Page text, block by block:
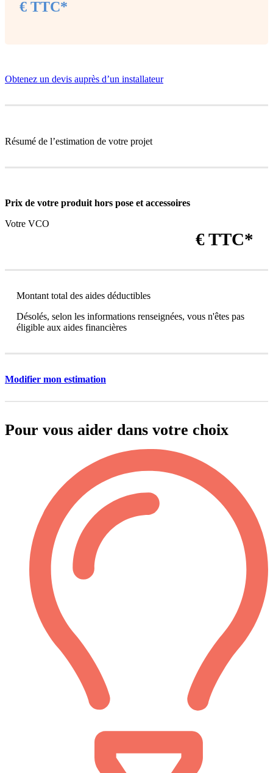
€ TTC*
Obtenez un devis auprès d’un installateur
Résumé de l’estimation de votre projet
Prix de votre produit hors pose et accessoires
Votre VCO
€ TTC*
Montant total des aides déductibles
Désolés, selon les informations renseignées, vous n'êtes pas
éligible aux aides financières
Modifier mon estimation
Pour vous aider dans votre choix